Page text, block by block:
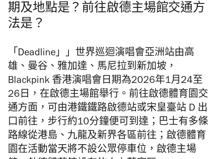
期及地點是？前往啟德主場館交通方
法是？
「Deadline」」世界巡迴演唱會亞洲站由高
雄、曼谷、雅加達、馬尼拉到新加坡，
Blackpink 香港演唱會日期為2026年1月24至
26日，在啟德主場館舉行。前往啟德體育園交
通方面，可由港鐵鐵路啟德站或宋皇臺站 D 出
口前往，步行約10分鐘便可到達；巴士有多條
路線從港島、九龍及新界各區前往⁠；啟德體育
園在活動當天將不設公眾停車位，啟德主場